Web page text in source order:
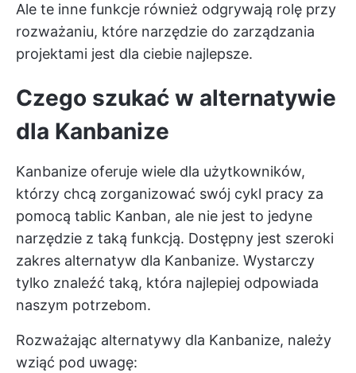
Ale te inne funkcje również odgrywają rolę przy
rozważaniu, które narzędzie do zarządzania
projektami jest dla ciebie najlepsze.
Czego szukać w alternatywie
dla Kanbanize
Kanbanize oferuje wiele dla użytkowników,
którzy chcą zorganizować swój cykl pracy za
pomocą tablic Kanban, ale nie jest to jedyne
narzędzie z taką funkcją. Dostępny jest szeroki
zakres alternatyw dla Kanbanize. Wystarczy
tylko znaleźć taką, która najlepiej odpowiada
naszym potrzebom.
Rozważając alternatywy dla Kanbanize, należy
wziąć pod uwagę: